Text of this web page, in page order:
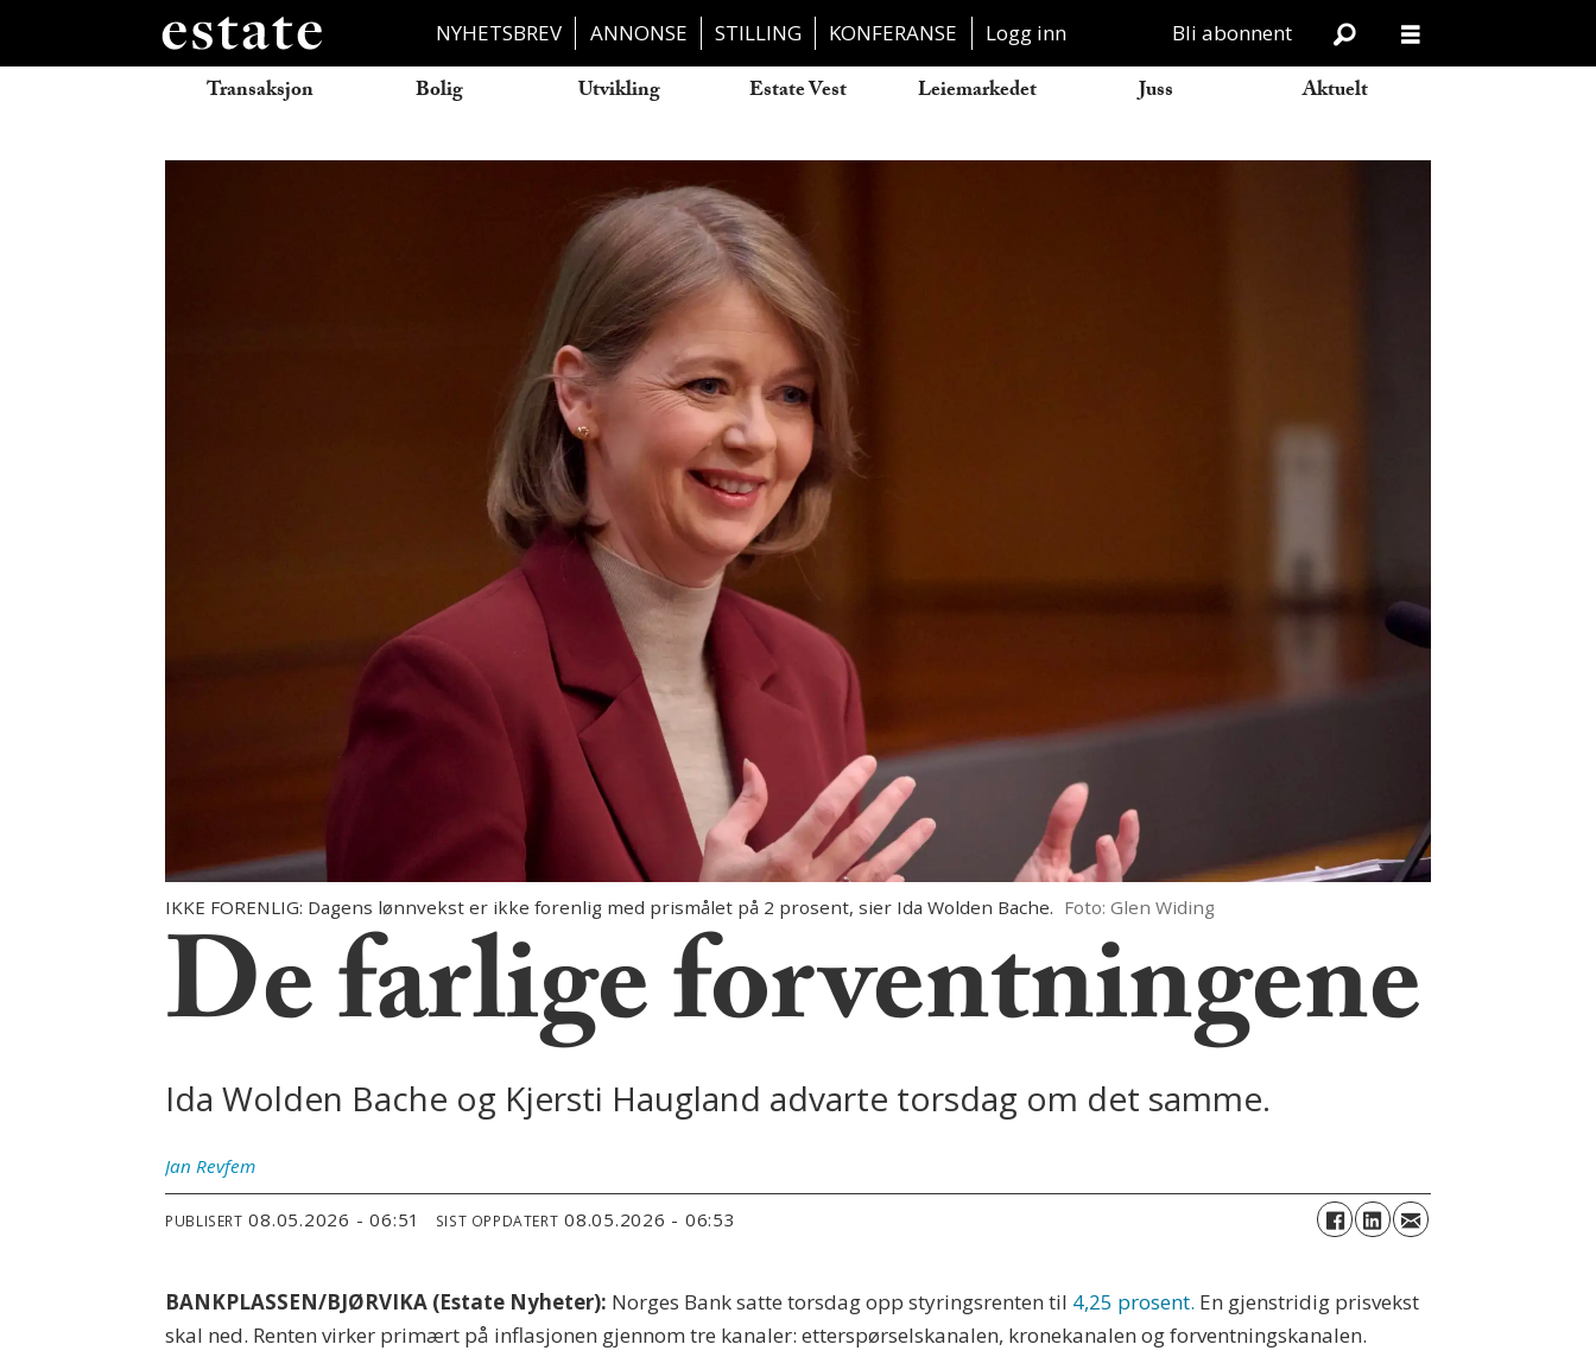
NYHETSBREV ANNONSE STILLING KONFERANSE Logg inn Bli abonnent
Transaksjon Bolig Utvikling Estate Vest Leiemarkedet Juss Aktuelt
IKKE FORENLIG: Dagens lønnvekst er ikke forenlig med prismålet på 2 prosent, sier Ida Wolden Bache. Foto: Glen Widing
De farlige forventningene
Ida Wolden Bache og Kjersti Haugland advarte torsdag om det samme.
Jan Revfem
PUBLISERT 08.05.2026 - 06:51 SIST OPPDATERT 08.05.2026 - 06:53
BANKPLASSEN/BJØRVIKA (Estate Nyheter): Norges Bank satte torsdag opp styringsrenten til 4,25 prosent. En gjenstridig prisvekst
skal ned. Renten virker primært på inflasjonen gjennom tre kanaler: etterspørselskanalen, kronekanalen og forventningskanalen.